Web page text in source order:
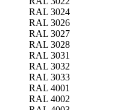
RAL 3024
RAL 3026
RAL 3027
RAL 3028
RAL 3031
RAL 3032
RAL 3033
RAL 4001
RAL 4002